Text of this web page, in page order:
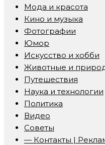
Мода и красота
Кино и музыка
Фотографии
Юмор
Искусство и хобби
Животные и
Путешествия
Наука и технологии
Политика
Видео
Советы
— Контакты |